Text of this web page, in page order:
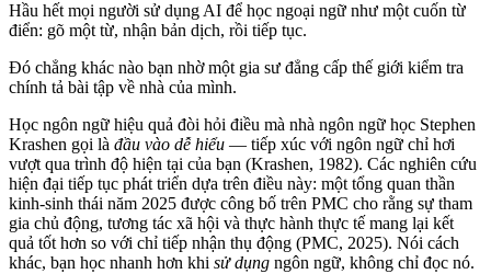
Hầu hết mọi người sử dụng AI để học ngoại ngữ như một cuốn từ
điển: gõ một từ, nhận bản dịch, rồi tiếp tục.
Đó chẳng khác nào bạn nhờ một gia sư đẳng cấp thế giới kiểm tra
chính tả bài tập về nhà của mình.
Học ngôn ngữ hiệu quả đòi hỏi điều mà nhà ngôn ngữ học Stephen
Krashen gọi là đầu vào dễ hiểu — tiếp xúc với ngôn ngữ chỉ hơi
vượt qua trình độ hiện tại của bạn (Krashen, 1982). Các nghiên cứu
hiện đại tiếp tục phát triển dựa trên điều này: một tổng quan thần
kinh-sinh thái năm 2025 được công bố trên PMC cho rằng sự tham
gia chủ động, tương tác xã hội và thực hành thực tế mang lại kết
quả tốt hơn so với chỉ tiếp nhận thụ động (PMC, 2025). Nói cách
khác, bạn học nhanh hơn khi sử dụng ngôn ngữ, không chỉ đọc nó.